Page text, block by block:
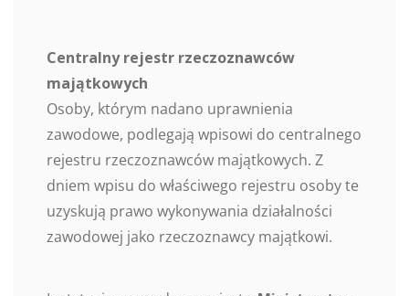
Centralny rejestr rzeczoznawców
majątkowych
Osoby, którym nadano uprawnienia
zawodowe, podlegają wpisowi do centralnego
rejestru rzeczoznawców majątkowych. Z
dniem wpisu do właściwego rejestru osoby te
uzyskują prawo wykonywania działalności
zawodowej jako rzeczoznawcy majątkowi.